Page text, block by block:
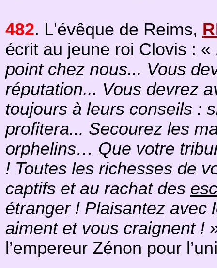
482. L'évêque de Reims,
écrit au jeune roi Clovis : «
point chez nous... Vous
réputation... Vous devrez
toujours à leurs conseils :
profitera... Secourez les
orphelins… Que votre
! Toutes les richesses de
captifs et au rachat des
étranger ! Plaisantez avec
aiment et vous craignent !
l’empereur Zénon pour